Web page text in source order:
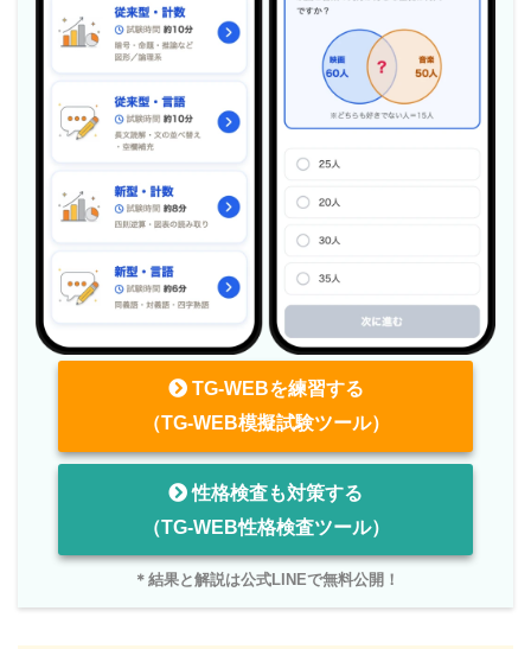
TG-WEBを練習する
（TG-WEB模擬試験ツール）
性格検査も対策する
（TG-WEB性格検査ツール）
＊結果と解説は公式LINEで無料公開！